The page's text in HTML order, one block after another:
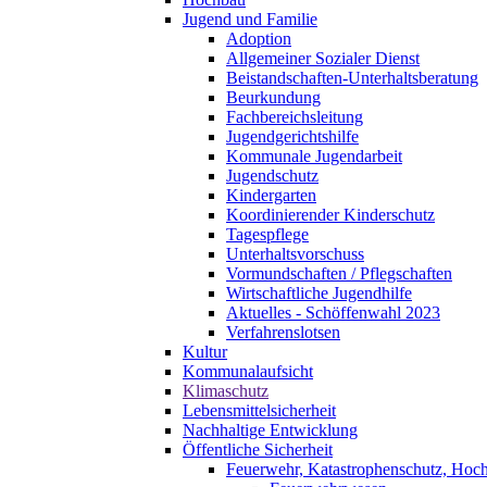
Jugend und Familie
Adoption
Allgemeiner Sozialer Dienst
Beistandschaften-Unterhaltsberatung
Beurkundung
Fachbereichsleitung
Jugendgerichtshilfe
Kommunale Jugendarbeit
Jugendschutz
Kindergarten
Koordinierender Kinderschutz
Tagespflege
Unterhaltsvorschuss
Vormundschaften / Pflegschaften
Wirtschaftliche Jugendhilfe
Aktuelles - Schöffenwahl 2023
Verfahrenslotsen
Kultur
Kommunalaufsicht
Klimaschutz
Lebensmittelsicherheit
Nachhaltige Entwicklung
Öffentliche Sicherheit
Feuerwehr, Katastrophenschutz,